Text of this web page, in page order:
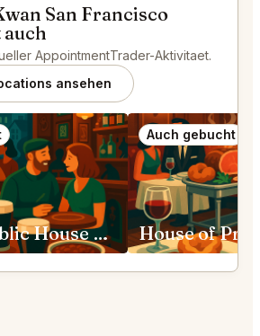
San Francisco
AppointmentTrader-Aktivitaet.
ansehen
Dingles Public House San Francisco
Auch gebucht